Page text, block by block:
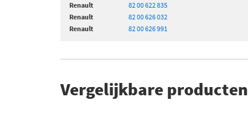
Renault
82 00 622 835
Renault
82 00 626 032
Renault
82 00 626 991
Vergelijkbare producten